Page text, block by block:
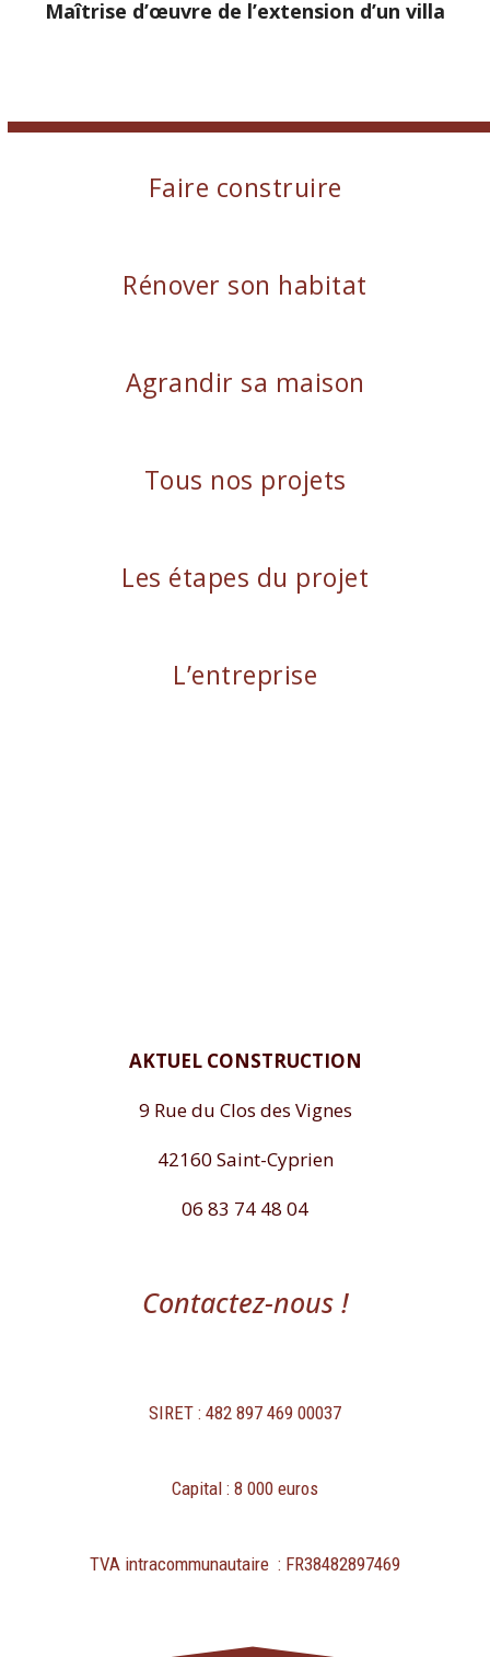
Maîtrise d’œuvre de l’extension d’un villa
Faire construire
Rénover son habitat
Agrandir sa maison
Tous nos projets
Les étapes du projet
L’entreprise
AKTUEL CONSTRUCTION
9 Rue du Clos des Vignes
42160 Saint-Cyprien
06 83 74 48 04
Contactez-nous !
SIRET : 482 897 469 00037
Capital : 8 000 euros
TVA intracommunautaire : FR38482897469